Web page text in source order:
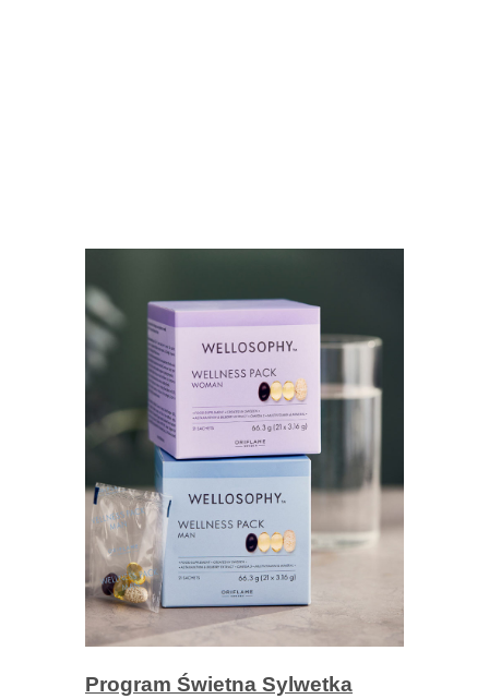
Program Świetna Sylwetka